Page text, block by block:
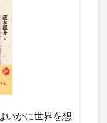
いかに世界を想